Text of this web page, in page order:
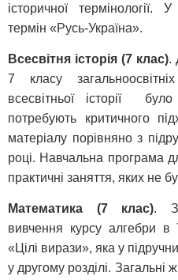
історичної
термін «Русь-Україна».
Всесвітня історія (7 клас).
7 класу
всесвітньої історії
потребують критичного
матеріалу порівняно з
році. Навчальна програма
практичні заняття, яких не
Математика (7 клас).
вивчення курсу алгебри в
«Цілі вирази», яка у
у другому розділі. Загальні